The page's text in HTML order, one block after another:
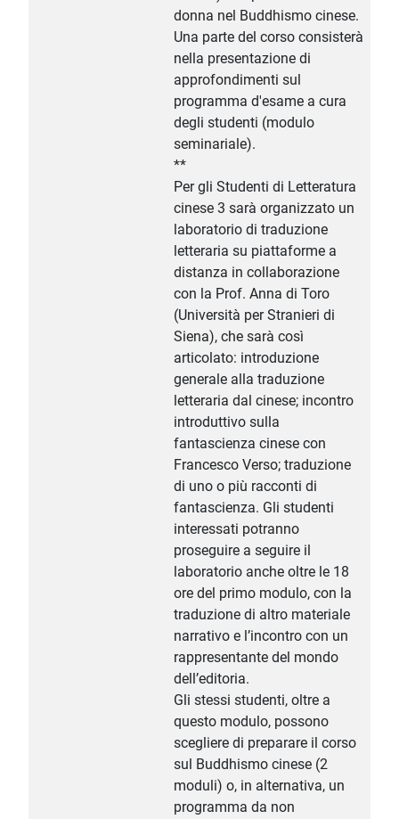
donna nel Buddhismo cinese.
Una parte del corso consisterà
nella presentazione di
approfondimenti sul
programma d'esame a cura
degli studenti (modulo
seminariale).
**
Per gli Studenti di Letteratura
cinese 3 sarà organizzato un
laboratorio di traduzione
letteraria su piattaforme a
distanza in collaborazione
con la Prof. Anna di Toro
(Università per Stranieri di
Siena), che sarà così
articolato: introduzione
generale alla traduzione
letteraria dal cinese; incontro
introduttivo sulla
fantascienza cinese con
Francesco Verso; traduzione
di uno o più racconti di
fantascienza. Gli studenti
interessati potranno
proseguire a seguire il
laboratorio anche oltre le 18
ore del primo modulo, con la
traduzione di altro materiale
narrativo e l’incontro con un
rappresentante del mondo
dell’editoria.
Gli stessi studenti, oltre a
questo modulo, possono
scegliere di preparare il corso
sul Buddhismo cinese (2
moduli) o, in alternativa, un
programma da non